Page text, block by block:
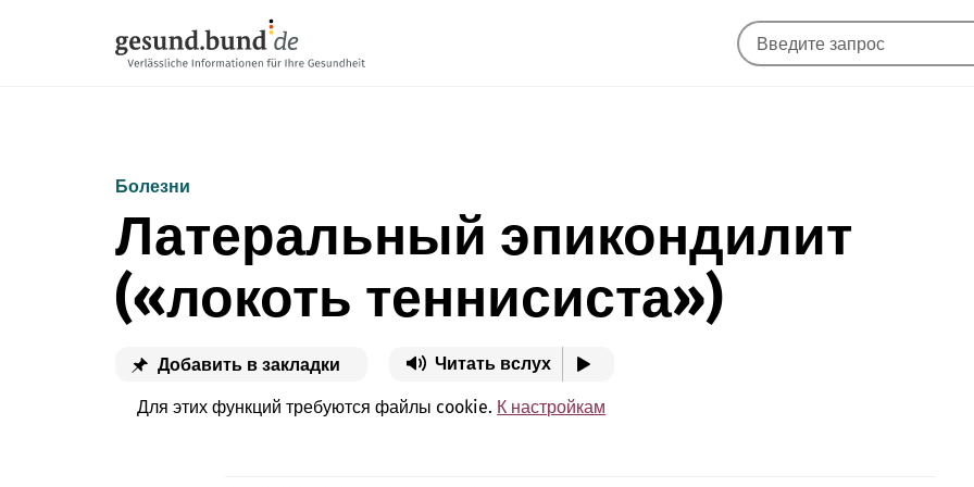
Болезни
Латеральный эпикондилит
(«локоть теннисиста»)
Добавить в закладки Читать вслух
Для этих функций требуются файлы cookie. К настройкам